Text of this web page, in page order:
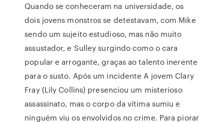
Quando se conheceram na universidade, os
dois jovens monstros se detestavam, com Mike
sendo um sujeito estudioso, mas não muito
assustador, e Sulley surgindo como o cara
popular e arrogante, graças ao talento inerente
para o susto. Após um incidente A jovem Clary
Fray (Lily Collins) presenciou um misterioso
assassinato, mas o corpo da vítima sumiu e
ninguém viu os envolvidos no crime. Para piorar